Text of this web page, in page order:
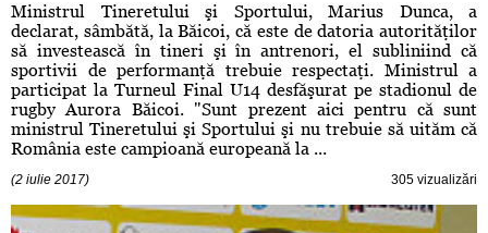
Ministrul Tineretului şi Sportului, Marius Dunca, a
declarat, sâmbătă, la Băicoi, că este de datoria autorităţilor
să investească în tineri şi în antrenori, el subliniind că
sportivii de performanţă trebuie respectaţi. Ministrul a
participat la Turneul Final U14 desfăşurat pe stadionul de
rugby Aurora Băicoi. "Sunt prezent aici pentru că sunt
ministrul Tineretului şi Sportului şi nu trebuie să uităm că
România este campioană europeană la ...
(2 iulie 2017) 305 vizualizări